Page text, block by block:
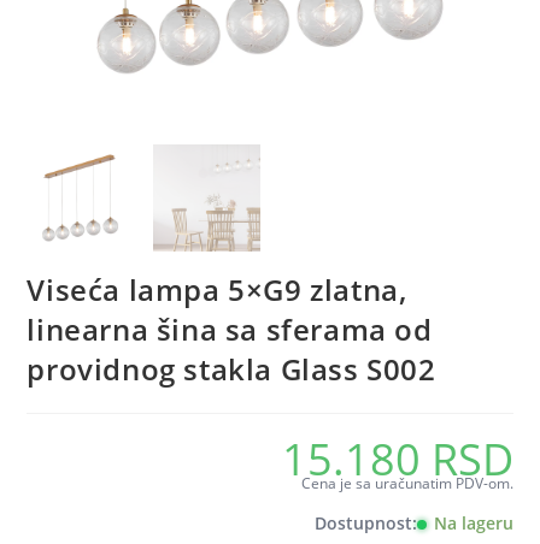
Viseća lampa 5×G9 zlatna,
linearna šina sa sferama od
providnog stakla Glass S002
15.180 RSD
Cena je sa uračunatim PDV-om.
Dostupnost: Na lageru